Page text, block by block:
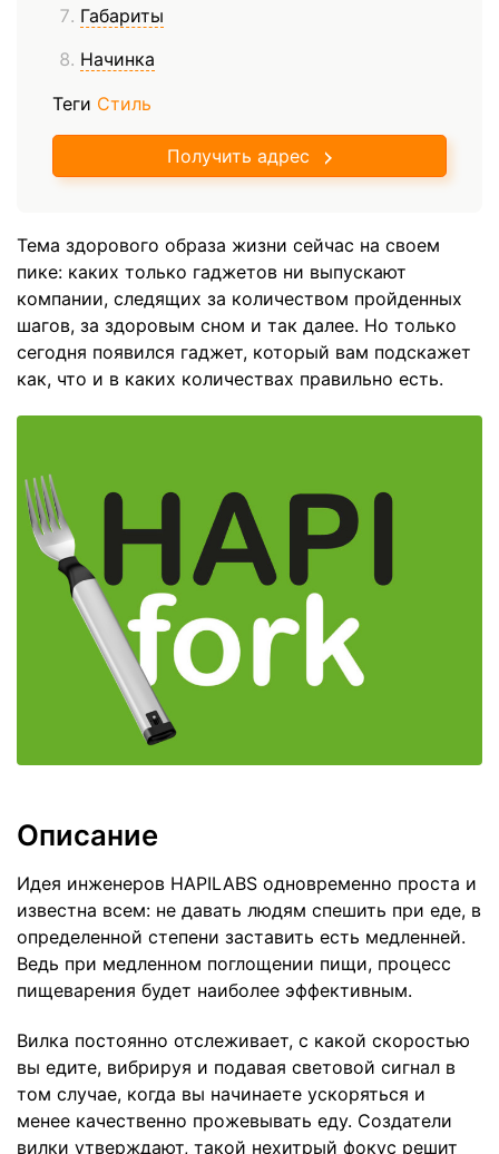
Габариты
Начинка
Теги Стиль
Получить адрес
Тема здорового образа жизни сейчас на своем
пике: каких только гаджетов ни выпускают
компании, следящих за количеством пройденных
шагов, за здоровым сном и так далее. Но только
сегодня появился гаджет, который вам подскажет
как, что и в каких количествах правильно есть.
Описание
Идея инженеров HAPILABS одновременно проста и
известна всем: не давать людям спешить при еде, в
определенной степени заставить есть медленней.
Ведь при медленном поглощении пищи, процесс
пищеварения будет наиболее эффективным.
Вилка постоянно отслеживает, с какой скоростью
вы едите, вибрируя и подавая световой сигнал в
том случае, когда вы начинаете ускоряться и
менее качественно прожевывать еду. Создатели
вилки утверждают, такой нехитрый фокус решит